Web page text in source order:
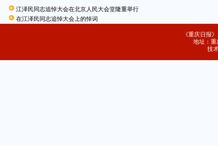
江泽民同志追悼大会在北京人民大会堂隆重举行
在江泽民同志追悼大会上的悼词
《重庆日报
地址：重
技